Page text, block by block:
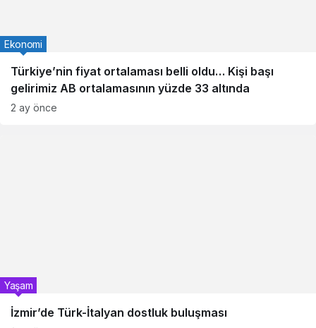
Türkiye’nin fiyat ortalaması belli oldu… Kişi başı
gelirimiz AB ortalamasının yüzde 33 altında
Ekonomi
2 ay önce
İzmir’de Türk-İtalyan dostluk buluşması
Yaşam